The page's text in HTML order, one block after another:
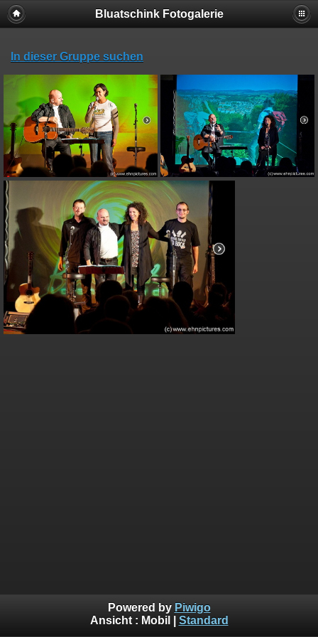
Bluatschink Fotogalerie
In dieser Gruppe suchen
Powered by Piwigo
Ansicht : Mobil Standard